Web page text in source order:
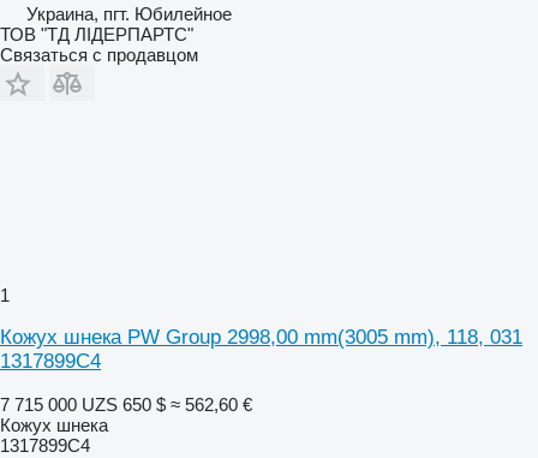
Украина, пгт. Юбилейное
ТОВ "ТД ЛІДЕРПАРТС"
Связаться с продавцом
1
Кожух шнека PW Group 2998,00 mm(3005 mm), 118, 031
1317899C4
7 715 000 UZS 650 $ ≈ 562,60 €
Кожух шнека
1317899C4